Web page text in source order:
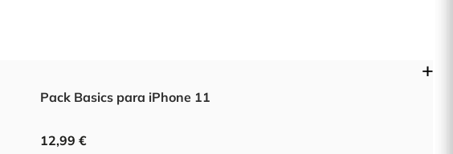
Pack Basics para iPhone 11
12,99 €